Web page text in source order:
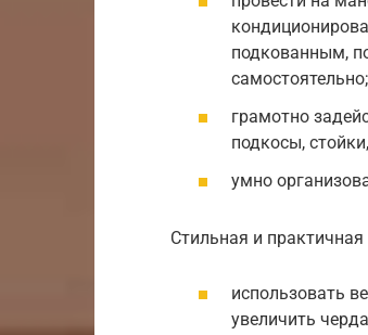
подкованным,
самостоятельно;
грамотно
подкосы,
умно
Стильная и
использовать
увеличить